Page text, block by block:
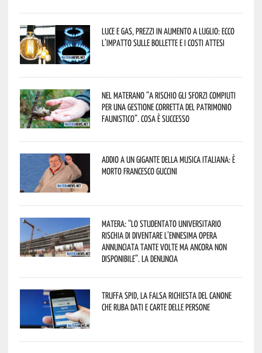
Luce e gas, prezzi in aumento a luglio: ecco
l’impatto sulle bollette e i costi attesi
Nel materano “a rischio gli sforzi compiuti
per una gestione corretta del patrimonio
faunistico”. Cosa è successo
Addio a un gigante della musica italiana: è
morto Francesco Guccini
Matera: “Lo studentato universitario
rischia di diventare l’ennesima opera
annunciata tante volte ma ancora non
disponibile”. La denuncia
Truffa Spid, la falsa richiesta del canone
che ruba dati e carte delle persone